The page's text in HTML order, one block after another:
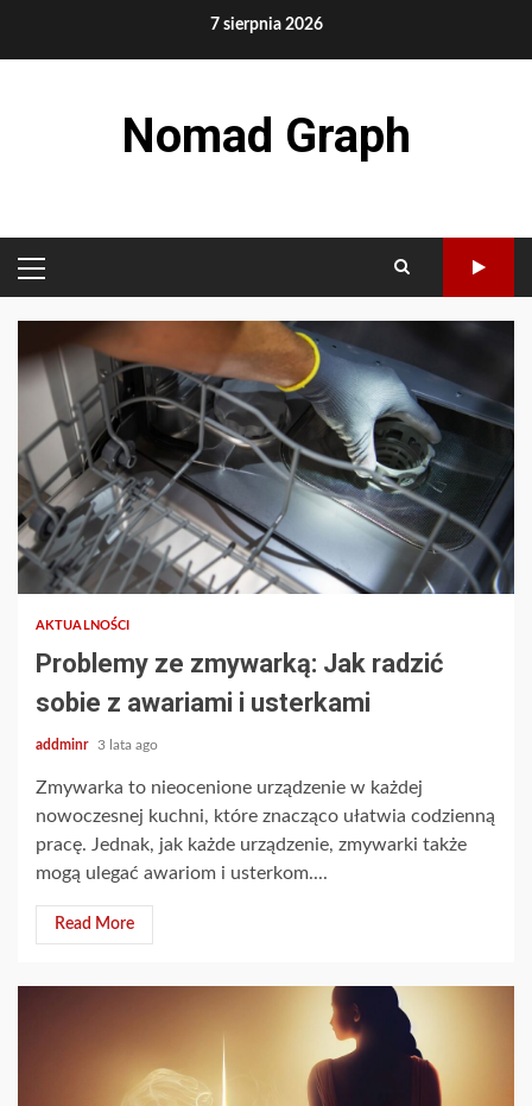
7 sierpnia 2026
Nomad Graph
PRIMARY
MENU
AKTUALNOŚCI
Problemy ze zmywarką: Jak radzić
sobie z awariami i usterkami
addminr 3 lata ago
Zmywarka to nieocenione urządzenie w każdej
nowoczesnej kuchni, które znacząco ułatwia codzienną
pracę. Jednak, jak każde urządzenie, zmywarki także
mogą ulegać awariom i usterkom....
Read More